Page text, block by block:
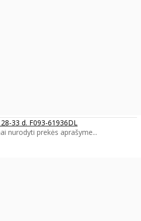
33 d. F093-61936DL
nurodyti prekės aprašyme...